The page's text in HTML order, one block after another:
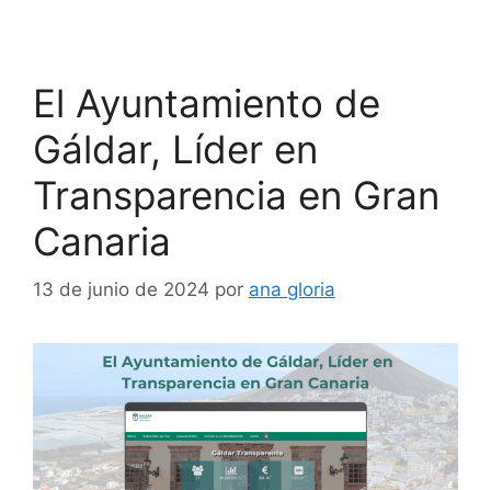
El Ayuntamiento de
Gáldar, Líder en
Transparencia en Gran
Canaria
13 de junio de 2024 por ana gloria